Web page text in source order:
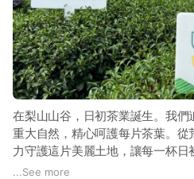
在梨山山谷，日初茶業誕生。我
重大自然，精心呵護每片茶葉。
力守護這片美麗土地，讓每一杯
質的追求。與您分享對梨山茶最真
...See more